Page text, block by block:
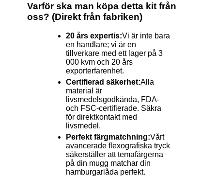
Varför ska man köpa detta kit från
oss? (Direkt från fabriken)
20 års expertis:Vi är inte bara
en handlare; vi är en
tillverkare med ett lager på 3
000 kvm och 20 års
exporterfarenhet.
Certifierad säkerhet:Alla
material är
livsmedelsgodkända, FDA-
och FSC-certifierade. Säkra
för direktkontakt med
livsmedel.
Perfekt färgmatchning:Vårt
avancerade flexografiska tryck
säkerställer att temafärgerna
på din mugg matchar din
hamburgarlåda perfekt.